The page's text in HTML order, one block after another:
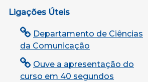
Ligações Úteis
Departamento de Ciências
da Comunicação
Ouve a apresentação do
curso em 40 segundos